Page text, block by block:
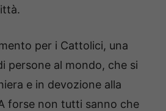
per i Cattolici, una
persone al mondo, che si
e in devozione alla
forse non tutti sanno che